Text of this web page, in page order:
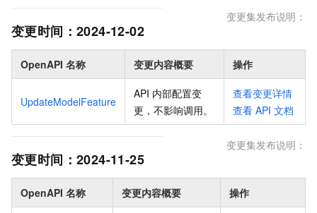
变更时间： 2024-12-02
变更集发布说明：
OpenAPI 名称 变更内容概要 操作
UpdateModelFeature
API 内部配置变
更，不影响调用。
查看变更详情
查看 API 文档
变更时间： 2024-11-25
变更集发布说明：
OpenAPI 名称 变更内容概要 操作